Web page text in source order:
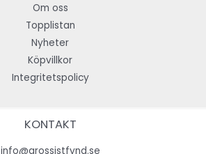
Om oss
Topplistan
Nyheter
Köpvillkor
Integritetspolicy
KONTAKT
info@grossistfynd.se